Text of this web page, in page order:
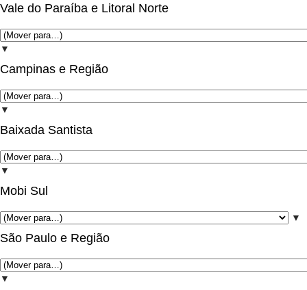
Vale do Paraíba e Litoral Norte
▼
Campinas e Região
▼
Baixada Santista
▼
Mobi Sul
▼
São Paulo e Região
▼